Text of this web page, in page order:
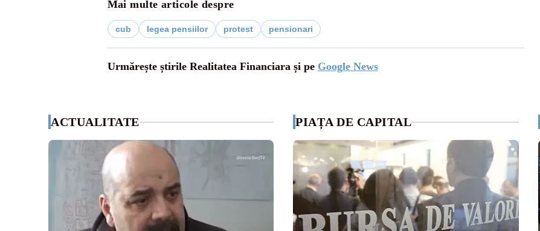
Mai multe articole despre
cub legea pensiilor protest pensionari
Urmărește știrile Realitatea Financiara și pe Google News
ACTUALITATE PIAȚA DE CAPITAL